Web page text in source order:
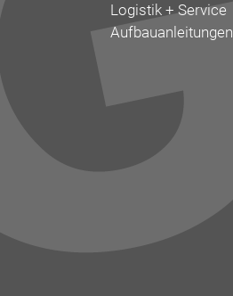
Logistik + Service
Aufbauanleitungen